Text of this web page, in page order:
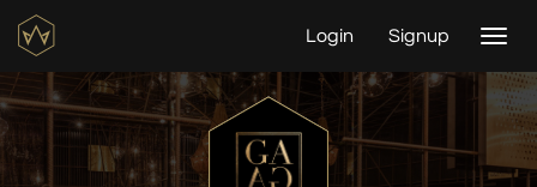
Login Signup